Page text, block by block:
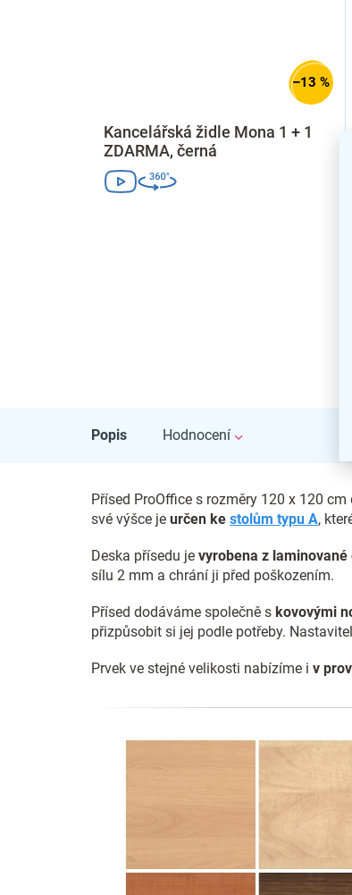
–13 %
Kancelářská židle Mona 1 + 1
ZDARMA, černá
Popis Hodnocení
Přísed ProOffice s rozměry 120 x 120
své výšce je určen ke stolům typu A,
Deska přísedu je vyrobena z
sílu 2 mm a chrání ji před poškozením.
Přísed dodáváme společně s kovovými
přizpůsobit si jej podle potřeby.
Prvek ve stejné velikosti nabízíme i v